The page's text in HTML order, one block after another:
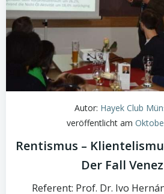
Autor: Hayek Club
veröffentlicht am
Rentismus –
Der Fall
Referent: Prof. Dr. Ivo